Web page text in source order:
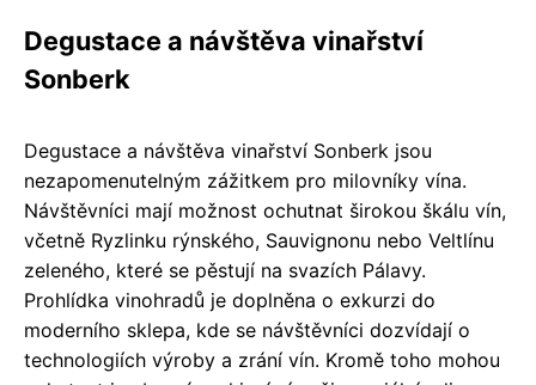
Degustace a návštěva vinařství
Sonberk
Degustace a návštěva vinařství Sonberk jsou
nezapomenutelným zážitkem pro milovníky vína.
Návštěvníci mají možnost ochutnat širokou škálu vín,
včetně Ryzlinku rýnského, Sauvignonu nebo Veltlínu
zeleného, které se pěstují na svazích Pálavy.
Prohlídka vinohradů je doplněna o exkurzi do
moderního sklepa, kde se návštěvníci dozvídají o
technologiích výroby a zrání vín. Kromě toho mohou